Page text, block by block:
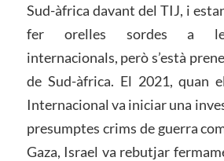
Sud-àfrica davant del TIJ, i
fer orelles sordes a
internacionals, però s’està
de Sud-àfrica. El 2021, quan
Internacional va iniciar una
presumptes crims de guerra
Gaza, Israel va rebutjar